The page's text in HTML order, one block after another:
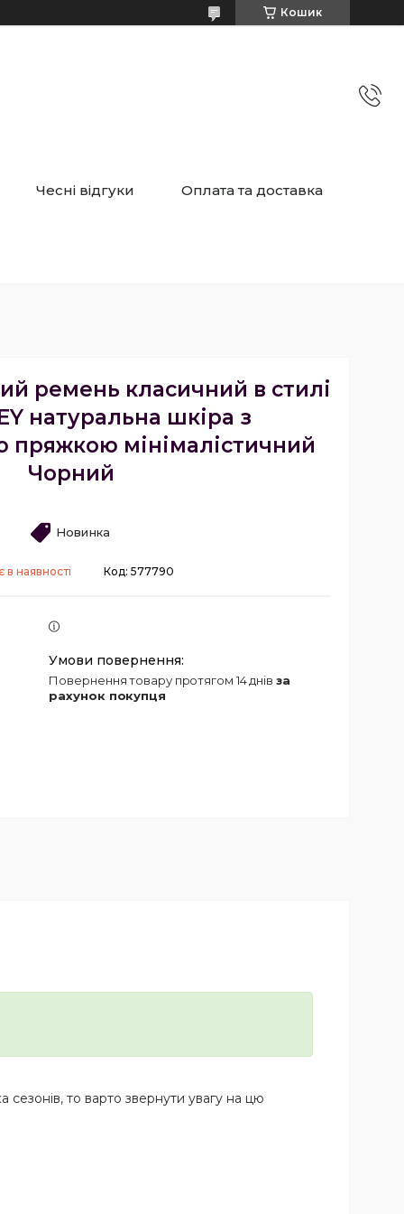
Кошик
Чесні відгуки Оплата та доставка
ремень класичний в стилі
натуральна шкіра з
пряжкою мінімалістичний
Чорний
Новинка
в наявності Код: 577790
повернення товару протягом 14 днів за
рахунок покупця
то варто звернути увагу на цю